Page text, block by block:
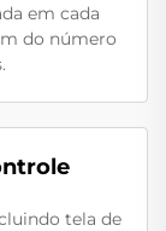
em cada
do número
tela de